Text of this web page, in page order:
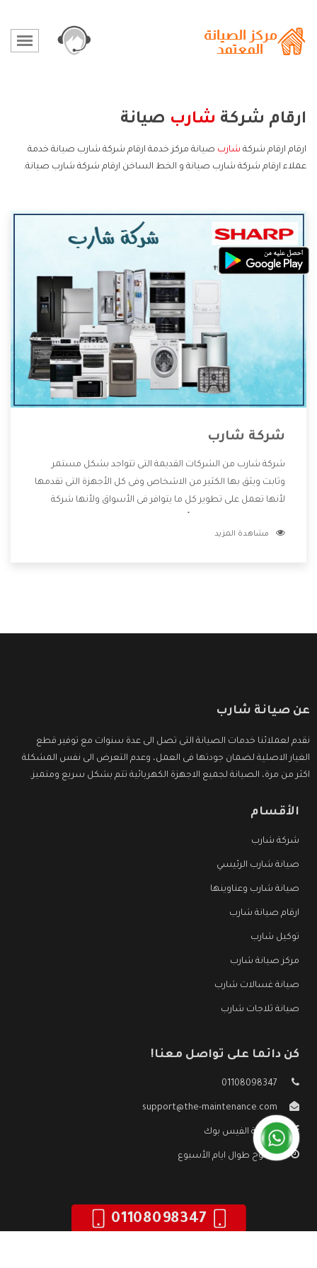
ارقام شركة شارب صيانة
ارقام ارقام شركة شارب صيانة مركز خدمة ارقام شركة شارب صيانة خدمة
عملاء ارقام شركة شارب صيانة و الخط الساخن ارقام شركة شارب صيانة.
شركة شارب
شركة شارب من الشركات القديمة التى تتواجد بشكل مستمر
وثابت ويثق بها الكثير من الاشخاص وفى كل الأجهزة التى تقدمها
لأنها تعمل على تطوير كل ما يتوافر فى الأسواق ولأنها شركة
وتقدم للعملاء أقوى العروض والخصومات التى تسهل على
مشاهدة المزيد
عن صيانة شارب
نقدم لعملائنا خدمات الصيانة التى تصل الى عدة سنوات مع توفير قطع
الغيار الاصلية لضمان جودتها فى العمل، وعدم التعرض الى نفس المشكلة
اكثر من مرة، الصيانة لجميع الاجهزة الكهربائية تتم بشكل سريع ومتميز.
الأقسام
شركة شارب
صيانة شارب الرئيسي
صيانة شارب وعناوينها
ارقام صيانة شارب
توكيل شارب
مركز صيانة شارب
صيانة غسالات شارب
صيانة ثلاجات شارب
كن دائما على تواصل معنا!
01108098347
support@the-maintenance.com
صفحة الفيس بوك
مفتوح طوال ايام الأسبوع
01108098347